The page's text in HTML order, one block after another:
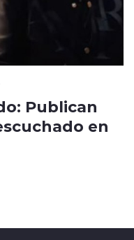
Publican
en